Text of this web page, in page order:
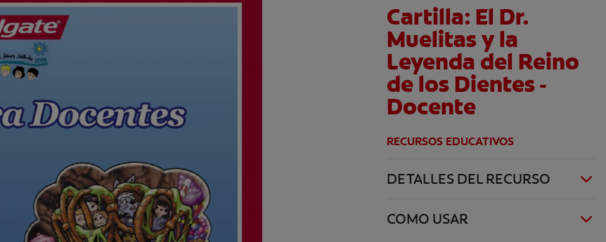
Cartilla: El Dr.
Muelitas y la
Leyenda del Reino
de los Dientes -
Docente
RECURSOS EDUCATIVOS
DETALLES DEL RECURSO
COMO USAR